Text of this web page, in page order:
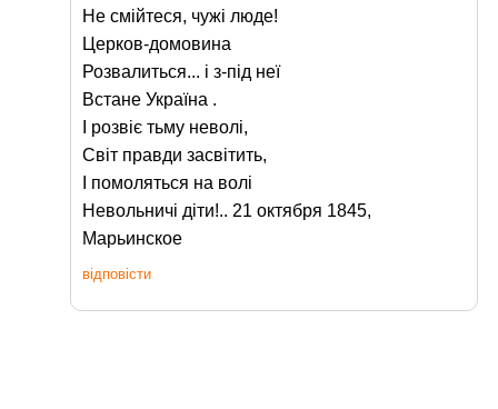
Не смійтеся, чужі люде!
Церков-домовина
Розвалиться... і з-під неї
Встане Україна .
І розвіє тьму неволі,
Світ правди засвітить,
І помоляться на волі
Невольничі діти!.. 21 октября 1845,
Марьинское
відповісти